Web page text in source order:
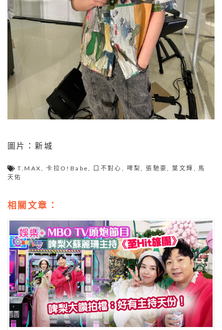
圖片：新城
T.MAX ,卡拉O!Babe 口不對心 啤梨 ,張馳豪 ,葉文輝
馬
天佑
相關文章：